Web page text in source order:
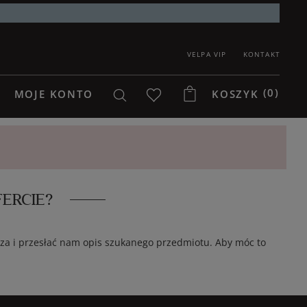
KONTAKT
VELPA VIP
MOJE KONTO KOSZYK (0)
i przesłać nam opis szukanego przedmiotu. Aby móc to